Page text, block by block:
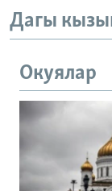
Дагы
Окуялар